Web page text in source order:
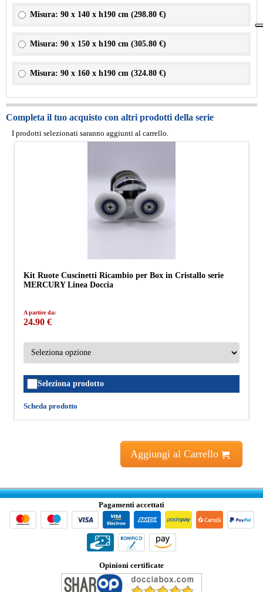
Misura: 90 x 140 x h190 cm (298.80 €)
Misura: 90 x 150 x h190 cm (305.80 €)
Misura: 90 x 160 x h190 cm (324.80 €)
Completa il tuo acquisto con altri prodotti della serie
I prodotti selezionati saranno aggiunti al carrello.
Kit Ruote Cuscinetti Ricambio per Box in Cristallo serie
MERCURY Linea Doccia
A partire da:
24.90 €
Seleziona prodotto
Scheda prodotto
Aggiungi al Carrello
Pagamenti accettati
Opinioni certificate